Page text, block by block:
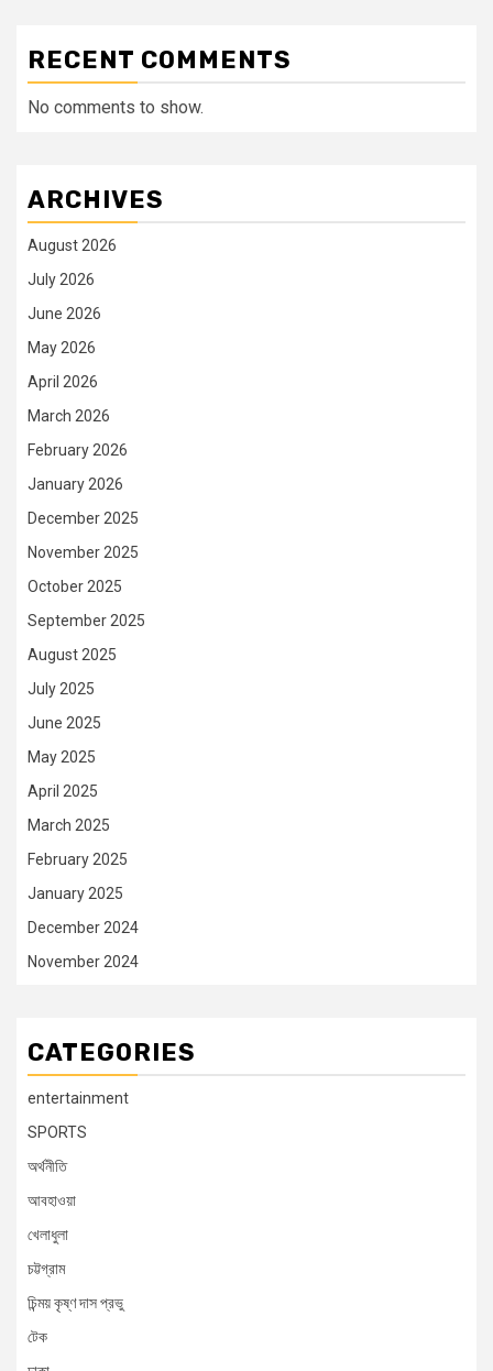
RECENT COMMENTS
No comments to show.
ARCHIVES
August 2026
July 2026
June 2026
May 2026
April 2026
March 2026
February 2026
January 2026
December 2025
November 2025
October 2025
September 2025
August 2025
July 2025
June 2025
May 2025
April 2025
March 2025
February 2025
January 2025
December 2024
November 2024
CATEGORIES
entertainment
SPORTS
অর্থনীতি
আবহাওয়া
খেলাধুলা
চট্টগ্রাম
চিন্ময় কৃষ্ণ দাস প্রভু
টেক